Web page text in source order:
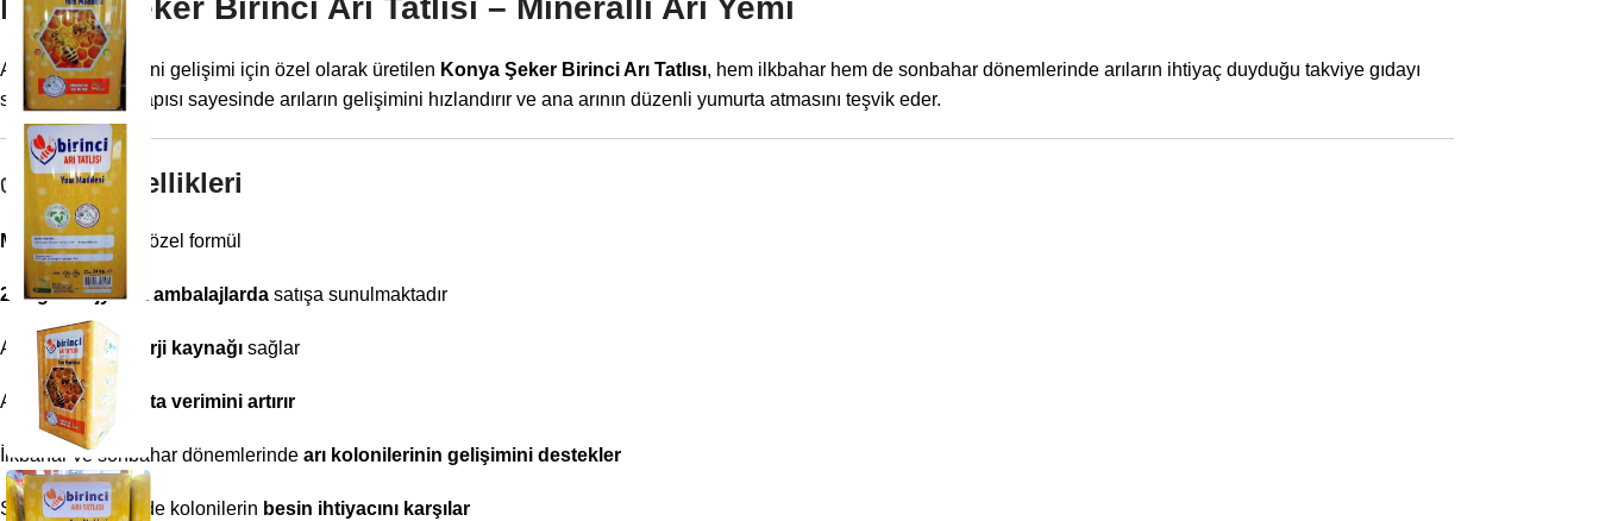
Konya Şeker Birinci Arı Tatlısı – Mineralli Arı Yemi
Arı sağlığı ve koloni gelişimi için özel olarak üretilen Konya Şeker Birinci Arı Tatlısı, hem ilkbahar hem de sonbahar dönemlerinde arıların ihtiyaç duyduğu takviye gıdayı
sunar. Mineralli yapısı sayesinde arıların gelişimini hızlandırır ve ana arının düzenli yumurta atmasını teşvik eder.
✅Ürün Özellikleri
Mineral takviyeli özel formül
24 kg’lık hijyenik ambalajlarda satışa sunulmaktadır
Arılaradoğal enerji kaynağı sağlar
Ana arının yumurta verimini artırır
İlkbahar ve sonbahar dönemlerinde arı kolonilerinin gelişimini destekler
Stok yetersizliğinde kolonilerin besin ihtiyacını karşılar